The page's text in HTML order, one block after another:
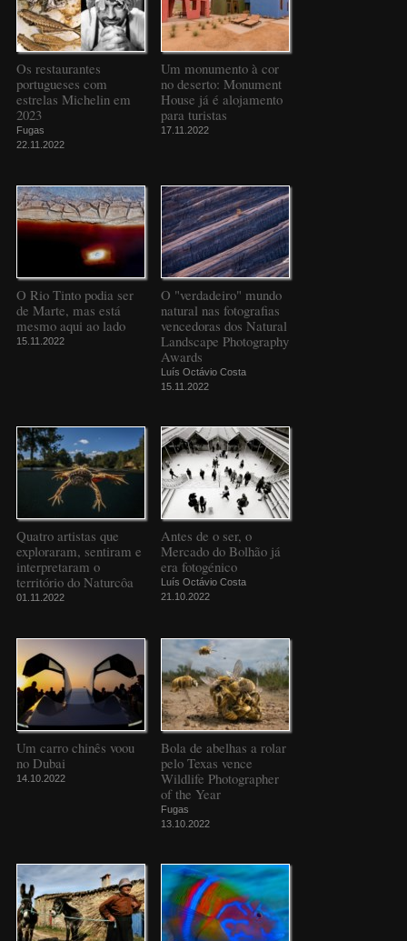
Os restaurantes
portugueses com
estrelas Michelin em
2023
Fugas
22.11.2022
Um monumento à cor
no deserto: Monument
House já é alojamento
para turistas
17.11.2022
O Rio Tinto podia ser
de Marte, mas está
mesmo aqui ao lado
15.11.2022
O "verdadeiro" mundo
natural nas fotografias
vencedoras dos Natural
Landscape Photography
Awards
Luís Octávio Costa
15.11.2022
Quatro artistas que
exploraram, sentiram e
interpretaram o
território do Naturcôa
01.11.2022
Antes de o ser, o
Mercado do Bolhão já
era fotogénico
Luís Octávio Costa
21.10.2022
Um carro chinês voou
no Dubai
14.10.2022
Bola de abelhas a rolar
pelo Texas vence
Wildlife Photographer
of the Year
Fugas
13.10.2022